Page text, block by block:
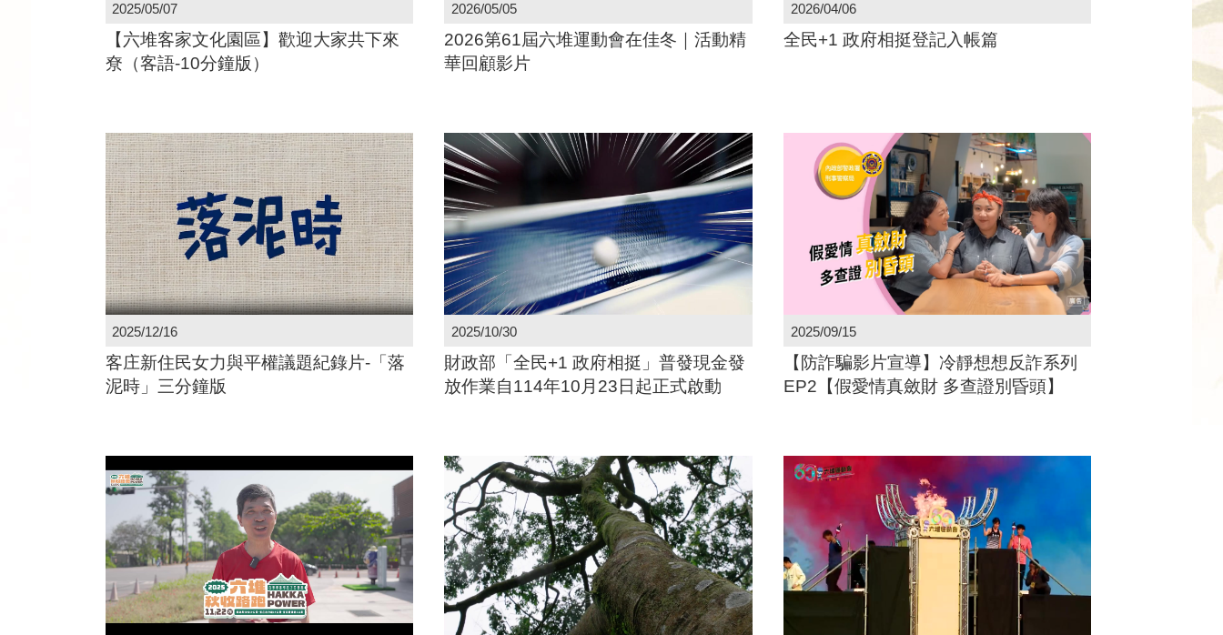
2025/05/07
【六堆客家文化園區】歡迎大家共下來
尞（客語-10分鐘版）
2026/05/05
2026第61屆六堆運動會在佳冬｜活動精
華回顧影片
2026/04/06
全民+1 政府相挺登記入帳篇
2025/12/16
客庄新住民女力與平權議題紀錄片-「落
泥時」三分鐘版
2025/10/30
財政部「全民+1 政府相挺」普發現金發
放作業自114年10月23日起正式啟動
2025/09/15
【防詐騙影片宣導】冷靜想想反詐系列
EP2【假愛情真斂財 多查證別昏頭】